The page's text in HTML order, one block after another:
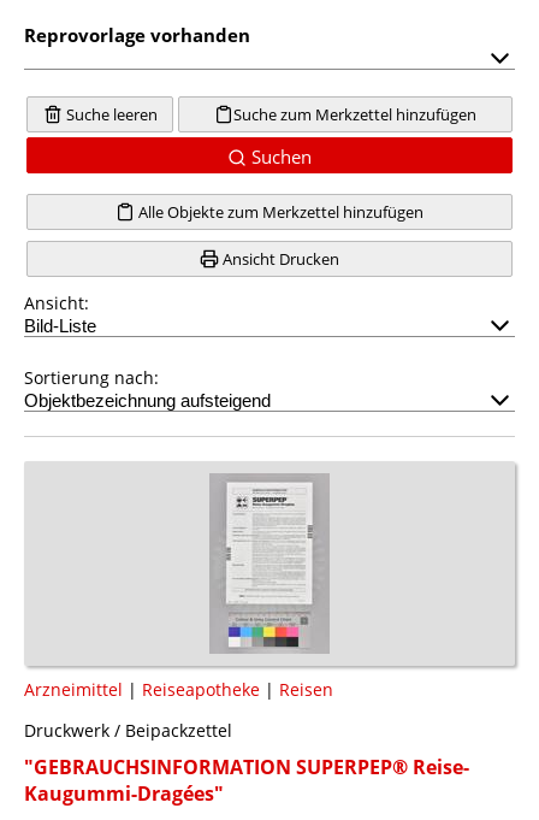
Reprovorlage vorhanden
Suche leeren Suche zum Merkzettel hinzufügen
Suchen
Alle Objekte zum Merkzettel hinzufügen
Ansicht Drucken
Ansicht:
Sortierung nach:
Arzneimittel | Reiseapotheke | Reisen
Druckwerk / Beipackzettel
"GEBRAUCHSINFORMATION SUPERPEP® Reise-
Kaugummi-Dragées"